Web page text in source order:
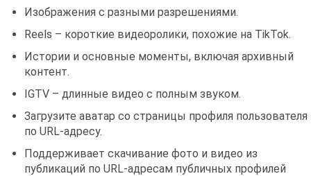
Изображения с разными разрешениями.
Reels – короткие видеоролики, похожие на TikTok.
Истории и основные моменты, включая архивный
контент.
IGTV – длинные видео с полным звуком.
Загрузите аватар со страницы профиля пользователя
по URL-адресу.
Поддерживает скачивание фото и видео из
публикаций по URL-адресам публичных профилей